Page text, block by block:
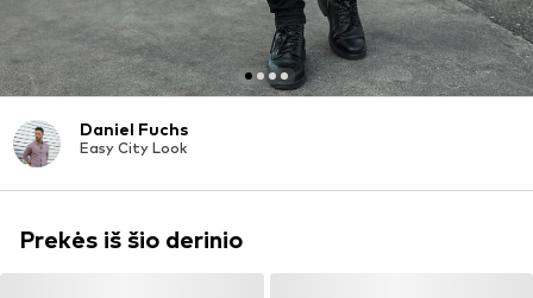
Daniel Fuchs
Easy City Look
Prekės iš šio derinio